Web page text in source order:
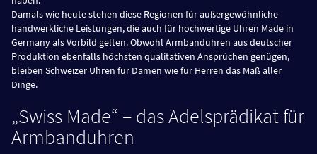
Damals wie heute stehen diese Regionen für außergewöhnliche
handwerkliche Leistungen, die auch für hochwertige Uhren Made in
Germany als Vorbild gelten. Obwohl Armbanduhren aus deutscher
Produktion ebenfalls höchsten qualitativen Ansprüchen genügen,
bleiben Schweizer Uhren für Damen wie für Herren das Maß aller
Dinge.
„Swiss Made“ – das Adelsprädikat für
Armbanduhren